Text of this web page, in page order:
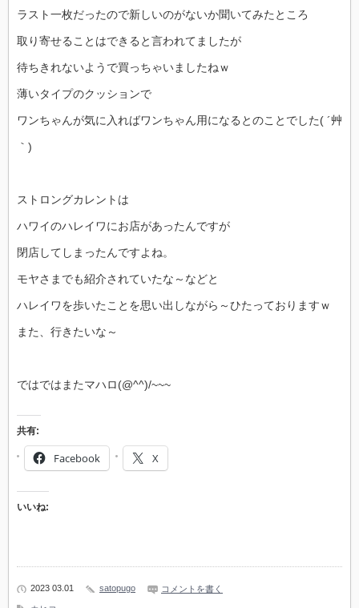
ラスト一枚だったので新しいのがないか聞いてみたところ
取り寄せることはできると言われてましたが
待ちきれないようで買っちゃいましたねｗ
薄いタイプのクッションで
ワンちゃんが気に入ればワンちゃん用になるとのことでした( ´艸
｀)
ストロングカレントは
ハワイのハレイワにお店があったんですが
閉店してしまったんですよね。
モヤさまでも紹介されていたな～などと
ハレイワを歩いたことを思い出しながら～ひたっておりますｗ
また、行きたいな～
ではではまたマハロ(@^^)/~~~
共有:
Facebook X
いいね:
2023 03.01 satopugo コメントを書く